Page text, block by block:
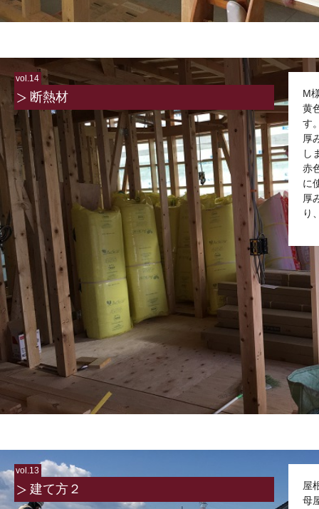
vol.14
断熱材
M
黄
す
厚
し
赤
に
厚
り
vol.13
建て方２
屋
母